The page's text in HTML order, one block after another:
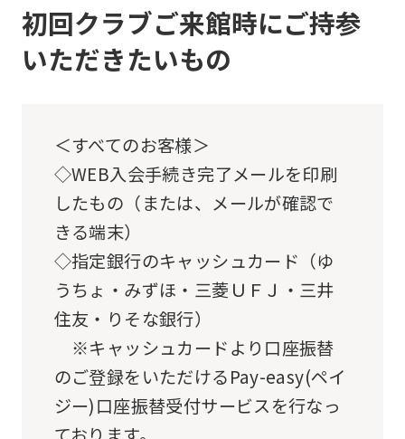
初回クラブご来館時にご持参
いただきたいもの
＜すべてのお客様＞
◇WEB入会手続き完了メールを印刷
したもの（または、メールが確認で
きる端末）
◇指定銀行のキャッシュカード（ゆ
うちょ・みずほ・三菱ＵＦＪ・三井
住友・りそな銀行）
※キャッシュカードより口座振替
のご登録をいただけるPay-easy(ペイ
ジー)口座振替受付サービスを行なっ
return
to
page.
However,
use
an
translation
service,
the